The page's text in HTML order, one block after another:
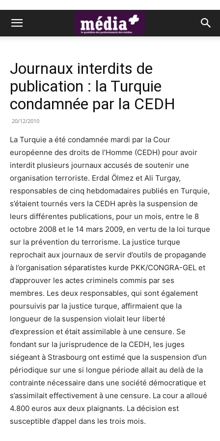
Journaux interdits de
publication : la Turquie
condamnée par la CEDH
20/12/2010
La Turquie a été condamnée mardi par la Cour
européenne des droits de l’Homme (CEDH) pour avoir
interdit plusieurs journaux accusés de soutenir une
organisation terroriste. Erdal Ölmez et Ali Turgay,
responsables de cinq hebdomadaires publiés en Turquie,
s’étaient tournés vers la CEDH après la suspension de
leurs différentes publications, pour un mois, entre le 8
octobre 2008 et le 14 mars 2009, en vertu de la loi turque
sur la prévention du terrorisme. La justice turque
reprochait aux journaux de servir d’outils de propagande
à l’organisation séparatistes kurde PKK/CONGRA-GEL et
d’approuver les actes criminels commis par ses
membres. Les deux responsables, qui sont également
poursuivis par la justice turque, affirmaient que la
longueur de la suspension violait leur liberté
d’expression et était assimilable à une censure. Se
fondant sur la jurisprudence de la CEDH, les juges
siégeant à Strasbourg ont estimé que la suspension d’un
périodique sur une si longue période allait au delà de la
contrainte nécessaire dans une société démocratique et
s’assimilait effectivement à une censure. La cour a alloué
4.800 euros aux deux plaignants. La décision est
susceptible d’appel dans les trois mois.